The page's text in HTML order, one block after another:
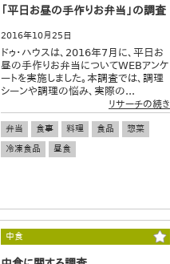
「平日お昼の手作りお弁当」の調査
2016年10月25日
ドゥ・ハウスは、2016年7月に、平日お
昼の手作りお弁当についてWEBアンケ
ートを実施しました。本調査では、調理
シーンや調理の悩み、実際の...
リサーチの続き
弁当 食事 料理 食品
惣菜
冷凍食品
昼食
中食